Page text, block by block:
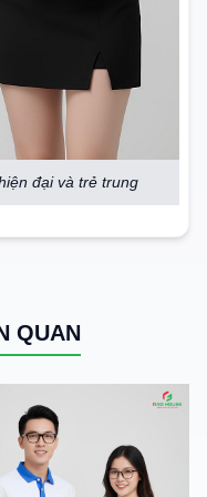
đại và trẻ trung
QUAN